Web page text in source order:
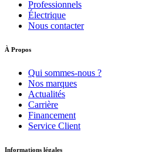
Professionnels
Électrique
Nous contacter
À Propos
Qui sommes-nous ?
Nos marques
Actualités
Carrière
Financement
Service Client
Informations légales